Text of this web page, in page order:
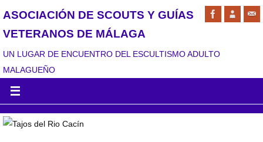
ASOCIACIÓN DE SCOUTS Y GUÍAS
VETERANOS DE MÁLAGA
UN LUGAR DE ENCUENTRO DEL ESCULTISMO ADULTO
MALAGUEÑO